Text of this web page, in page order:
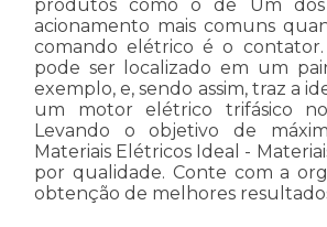
produtos como o de Um dos
acionamento mais comuns
comando elétrico é o contator.
pode ser localizado em um
exemplo, e, sendo assim, traz a
um motor elétrico trifásico
Levando o objetivo de
Materiais Elétricos Ideal -
por qualidade. Conte com a
obtenção de melhores